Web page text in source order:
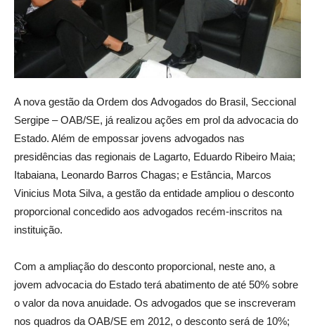
A nova gestão da Ordem dos Advogados do Brasil, Seccional
Sergipe – OAB/SE, já realizou ações em prol da advocacia do
Estado. Além de empossar jovens advogados nas
presidências das regionais de Lagarto, Eduardo Ribeiro Maia;
Itabaiana, Leonardo Barros Chagas; e Estância, Marcos
Vinicius Mota Silva, a gestão da entidade ampliou o desconto
proporcional concedido aos advogados recém-inscritos na
instituição.
Com a ampliação do desconto proporcional, neste ano, a
jovem advocacia do Estado terá abatimento de até 50% sobre
o valor da nova anuidade. Os advogados que se inscreveram
nos quadros da OAB/SE em 2012, o desconto será de 10%;